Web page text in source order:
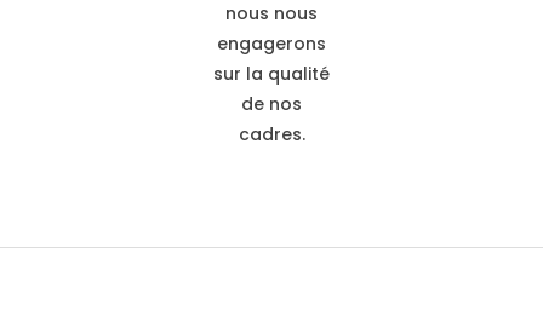
nous nous
engagerons
sur la qualité
de nos
cadres.